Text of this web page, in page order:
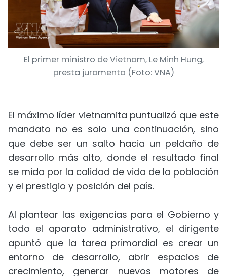
El primer ministro de Vietnam, Le Minh Hung,
presta juramento (Foto: VNA)
El máximo líder vietnamita puntualizó que este
mandato no es solo una continuación, sino
que debe ser un salto hacia un peldaño de
desarrollo más alto, donde el resultado final
se mida por la calidad de vida de la población
y el prestigio y posición del país.
Al plantear las exigencias para el Gobierno y
todo el aparato administrativo, el dirigente
apuntó que la tarea primordial es crear un
entorno de desarrollo, abrir espacios de
crecimiento, generar nuevos motores de